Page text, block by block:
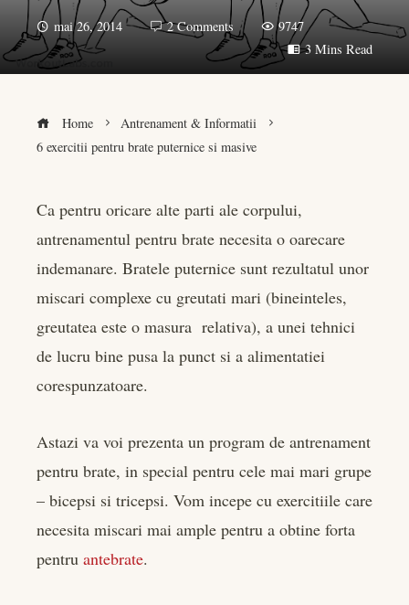
mai 26, 2014 2 Comments
9747
3 Mins Read
Home
Antrenament & Informatii
6 exercitii pentru brate puternice si masive
Ca pentru oricare alte parti ale corpului,
antrenamentul pentru brate necesita o oarecare
indemanare. Bratele puternice sunt rezultatul unor
miscari complexe cu greutati mari (bineinteles,
greutatea este o masura relativa), a unei tehnici
de lucru bine pusa la punct si a alimentatiei
corespunzatoare.
Astazi va voi prezenta un program de antrenament
pentru brate, in special pentru cele mai mari grupe
– bicepsi si tricepsi. Vom incepe cu exercitiile care
necesita miscari mai ample pentru a obtine forta
pentru antebrate.